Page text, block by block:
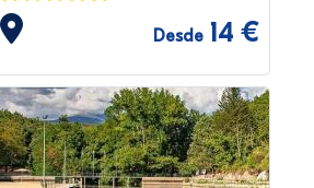
Desde 14 €